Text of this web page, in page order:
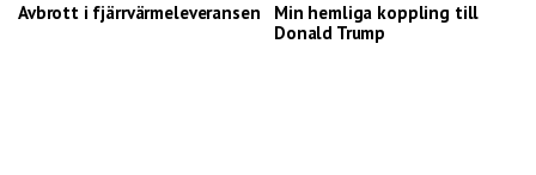
Avbrott i fjärrvärmeleveransen
Min hemliga koppling till
Donald Trump